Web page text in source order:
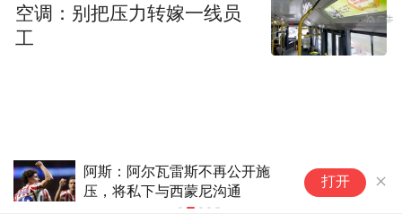
阿斯：阿尔瓦雷斯不再公开施
压，将私下与西蒙尼沟通
打开
空调：别把压力转嫁一线员
工